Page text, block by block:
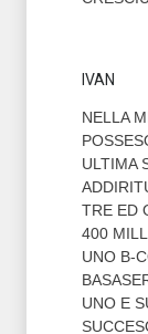
IVAN
NELLA
ULTIMA
TRE ED
400
UNO B-
UNO E